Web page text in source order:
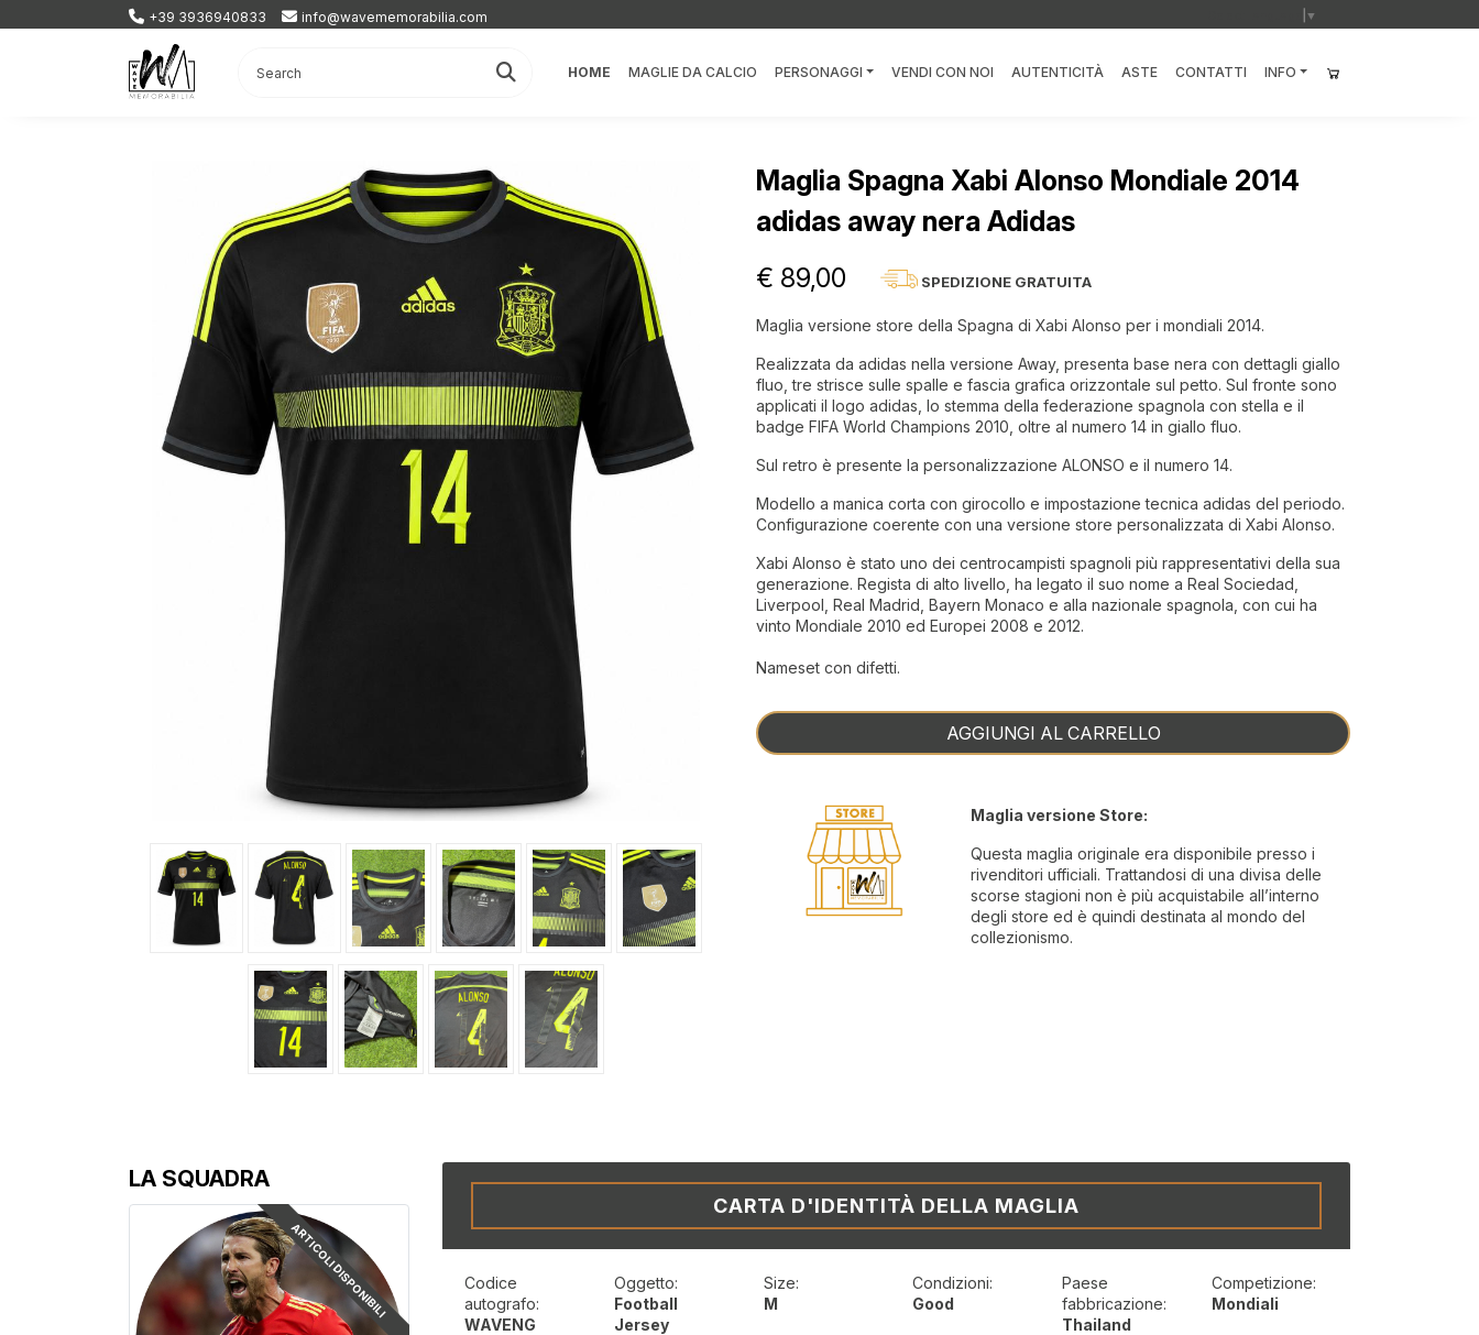
+39 3936940833 info@wavememorabilia.com ▼
HOME MAGLIE DA CALCIO PERSONAGGI VENDI CON NOI AUTENTICITÀ ASTE CONTATTI INFO
Maglia Spagna Xabi Alonso Mondiale 2014
adidas away nera Adidas
€ 89,00 SPEDIZIONE GRATUITA
Maglia versione store della Spagna di Xabi Alonso per i mondiali 2014.
Realizzata da adidas nella versione Away, presenta base nera con dettagli giallo
fluo, tre strisce sulle spalle e fascia grafica orizzontale sul petto. Sul fronte sono
applicati il logo adidas, lo stemma della federazione spagnola con stella e il
badge FIFA World Champions 2010, oltre al numero 14 in giallo fluo.
Sul retro è presente la personalizzazione ALONSO e il numero 14.
Modello a manica corta con girocollo e impostazione tecnica adidas del periodo.
Configurazione coerente con una versione store personalizzata di Xabi Alonso.
Xabi Alonso è stato uno dei centrocampisti spagnoli più rappresentativi della sua
generazione. Regista di alto livello, ha legato il suo nome a Real Sociedad,
Liverpool, Real Madrid, Bayern Monaco e alla nazionale spagnola, con cui ha
vinto Mondiale 2010 ed Europei 2008 e 2012.
Nameset con difetti.
AGGIUNGI AL CARRELLO
Maglia versione Store:
Questa maglia originale era disponibile presso i
rivenditori ufficiali. Trattandosi di una divisa delle
scorse stagioni non è più acquistabile all’interno
degli store ed è quindi destinata al mondo del
collezionismo.
LA SQUADRA
ARTICOLI DISPONIBILI
CARTA D'IDENTITÀ DELLA MAGLIA
Codice
autografo:
WAVENG
Oggetto:
Football
Jersey
Size:
M
Condizioni:
Good
Paese
fabbricazione:
Thailand
Competizione:
Mondiali